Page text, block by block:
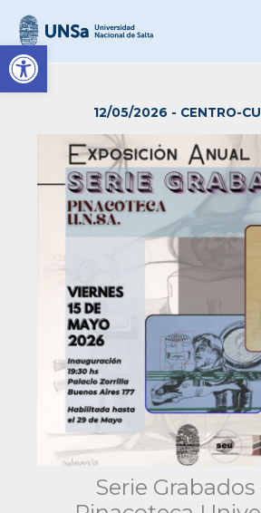
Abrir barra de
contenido
12/05/2026 - CENTRO-
Serie Grabados